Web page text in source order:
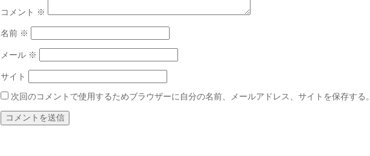
コメント ※
名前 ※
メール ※
サイト
次回のコメントで使用するためブラウザーに自分の名前、メールアドレス、サイトを保存する。